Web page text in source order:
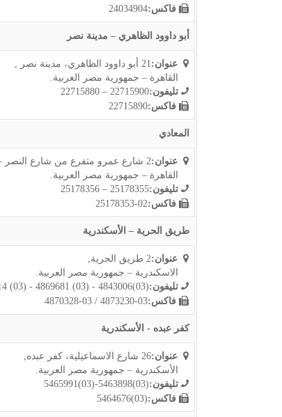
فاكس:24034904
أبو داوود الظاهري – مدينة نصر
عنوان:21 أبو داوود الظاهري، مدينة نصر ,
القاهرة – جمهورية مصر العربية.
تليفون:22715900 – 22715880
فاكس:22715890
المعادي
عنوان:2 شارع عمرو متفرع من شارع النصر – أمام مكتبة الأسره والطفل – المعادى,
القاهرة – جمهورية مصر العربية.
تليفون:25178355 – 25178356
فاكس:02-25178353
طريق الحرية – الأسكندرية
عنوان:2 طريق الحرية,
الاسكندرية – جمهورية مصر العربية.
تليفون:(03)4843006 - (03) 4869681 - (03) 4876014
فاكس:03-4873230 / 03-4870328
كفر عبده - الأسكندرية
عنوان:26 شارع الاسماعيلية، كفر عبده,
الأسكندرية – جمهورية مصر العربية.
تليفون:(03)5463898-(03)5465991
فاكس:(03)5464676